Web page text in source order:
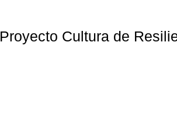
Proyecto Cultura de